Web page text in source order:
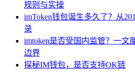
规则与实操
imToken钱包诞生多久了？从
录
imtoken是否受国内监管？一文
边界
探秘IM钱包，是否支持OK链